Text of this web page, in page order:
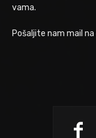
vama.
Pošaljite nam mail na